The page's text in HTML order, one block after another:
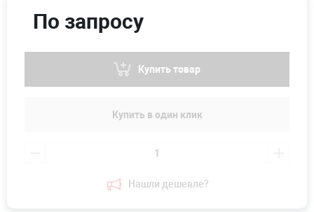
Нашли дешевле?
По запросу
Купить товар
Купить в один клик